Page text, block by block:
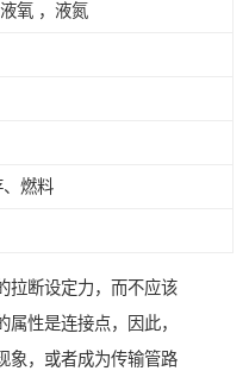
氧 ，液氮
燃料
拉断设定力，而不应该
性是连接点，因此，
象，或者成为传输管路